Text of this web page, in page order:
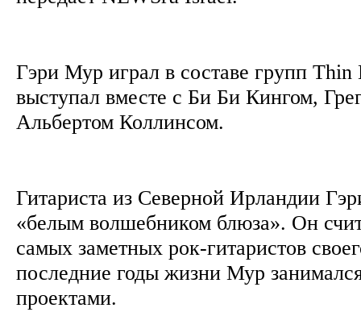
Гэри Мур играл в составе групп
выступал вместе с Би Би Кингом,
Альбертом Коллинсом.
Гитариста из Северной Ирландии
«белым волшебником блюза». Он
самых заметных рок-гитаристов
последние годы жизни Мур
проектами.